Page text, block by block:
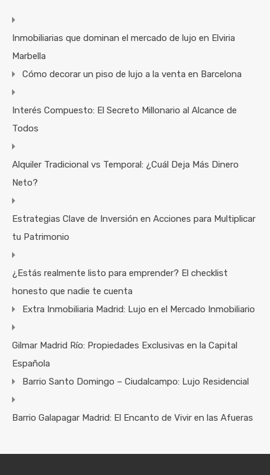
Inmobiliarias que dominan el mercado de lujo en Elviria
Marbella
Cómo decorar un piso de lujo a la venta en Barcelona
Interés Compuesto: El Secreto Millonario al Alcance de
Todos
Alquiler Tradicional vs Temporal: ¿Cuál Deja Más Dinero
Neto?
Estrategias Clave de Inversión en Acciones para Multiplicar
tu Patrimonio
¿Estás realmente listo para emprender? El checklist
honesto que nadie te cuenta
Extra Inmobiliaria Madrid: Lujo en el Mercado Inmobiliario
Gilmar Madrid Río: Propiedades Exclusivas en la Capital
Española
Barrio Santo Domingo – Ciudalcampo: Lujo Residencial
Barrio Galapagar Madrid: El Encanto de Vivir en las Afueras